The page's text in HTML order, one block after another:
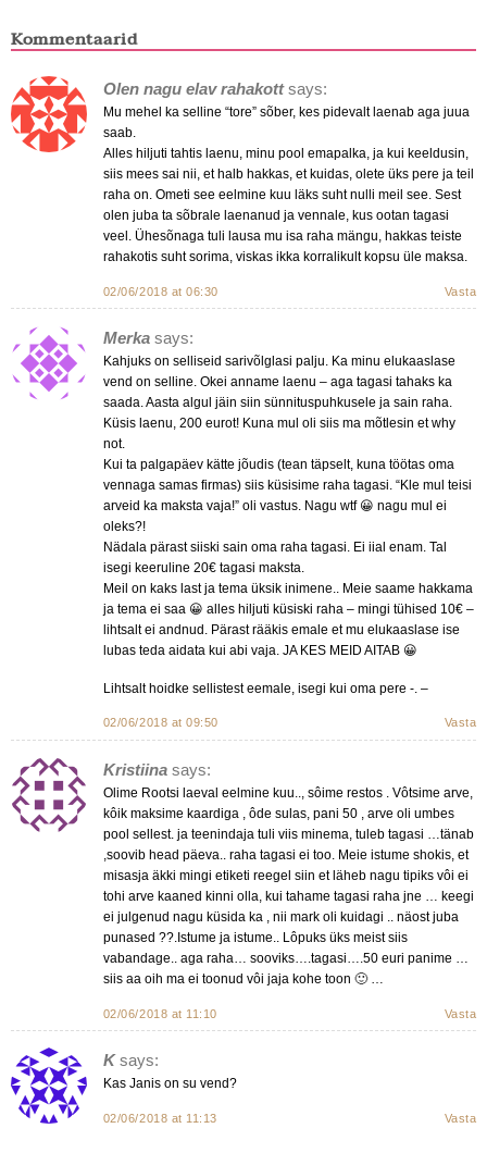
Kommentaarid
Olen nagu elav rahakott says:
Mu mehel ka selline “tore” sõber, kes pidevalt laenab aga juua
saab.
Alles hiljuti tahtis laenu, minu pool emapalka, ja kui keeldusin,
siis mees sai nii, et halb hakkas, et kuidas, olete üks pere ja teil
raha on. Ometi see eelmine kuu läks suht nulli meil see. Sest
olen juba ta sõbrale laenanud ja vennale, kus ootan tagasi
veel. Ühesõnaga tuli lausa mu isa raha mängu, hakkas teiste
rahakotis suht sorima, viskas ikka korralikult kopsu üle maksa.
02/06/2018 at 06:30 Vasta
Merka says:
Kahjuks on selliseid sarivõlglasi palju. Ka minu elukaaslase
vend on selline. Okei anname laenu – aga tagasi tahaks ka
saada. Aasta algul jäin siin sünnituspuhkusele ja sain raha.
Küsis laenu, 200 eurot! Kuna mul oli siis ma mõtlesin et why
not.
Kui ta palgapäev kätte jõudis (tean täpselt, kuna töötas oma
vennaga samas firmas) siis küsisime raha tagasi. “Kle mul teisi
arveid ka maksta vaja!” oli vastus. Nagu wtf 😀 nagu mul ei
oleks?!
Nädala pärast siiski sain oma raha tagasi. Ei iial enam. Tal
isegi keeruline 20€ tagasi maksta.
Meil on kaks last ja tema üksik inimene.. Meie saame hakkama
ja tema ei saa 😀 alles hiljuti küsiski raha – mingi tühised 10€ –
lihtsalt ei andnud. Pärast rääkis emale et mu elukaaslase ise
lubas teda aidata kui abi vaja. JA KES MEID AITAB 😀
Lihtsalt hoidke sellistest eemale, isegi kui oma pere -. –
02/06/2018 at 09:50 Vasta
Kristiina says:
Olime Rootsi laeval eelmine kuu.., sôime restos . Vôtsime arve,
kôik maksime kaardiga , ôde sulas, pani 50 , arve oli umbes
pool sellest. ja teenindaja tuli viis minema, tuleb tagasi …tänab
,soovib head päeva.. raha tagasi ei too. Meie istume shokis, et
misasja äkki mingi etiketi reegel siin et läheb nagu tipiks vôi ei
tohi arve kaaned kinni olla, kui tahame tagasi raha jne … keegi
ei julgenud nagu küsida ka , nii mark oli kuidagi .. näost juba
punased ??.Istume ja istume.. Lôpuks üks meist siis
vabandage.. aga raha… sooviks….tagasi….50 euri panime …
siis aa oih ma ei toonud vôi jaja kohe toon 🙂 …
02/06/2018 at 11:10 Vasta
K says:
Kas Janis on su vend?
02/06/2018 at 11:13 Vasta